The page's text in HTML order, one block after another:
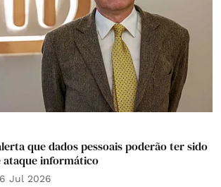
que dados pessoais poderão ter sido
ataque informático
Jul 2026